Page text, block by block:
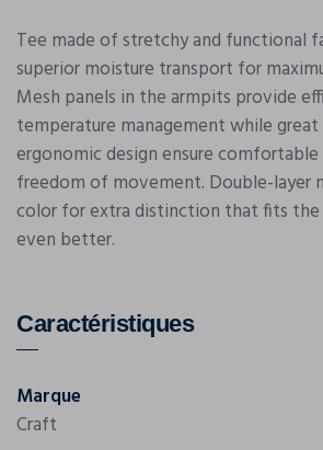
Tee made of stretchy and functional
superior moisture transport for
Mesh panels in the armpits provide
temperature management while
ergonomic design ensure
freedom of movement. Double-layer
color for extra distinction that fits
even better.
Caractéristiques
Marque
Craft